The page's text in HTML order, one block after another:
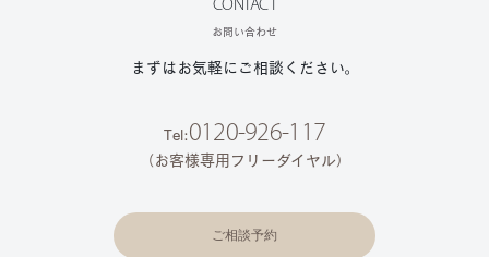
お問い合わせ
まずはお気軽にご相談ください。
Tel:0120-926-117
（お客様専用フリーダイヤル）
ご相談予約